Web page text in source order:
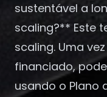
sustentável a
scaling?** Este
scaling. Uma
financiado,
usando o Plano